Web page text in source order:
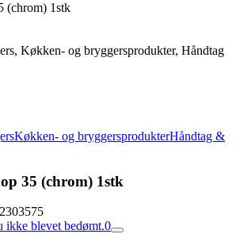
(chrom) 1stk
Køkken- og bryggersprodukter, Håndtag
Køkken- og bryggersprodukterHåndtag &
35 (chrom) 1stk
ikke blevet bedømt.0